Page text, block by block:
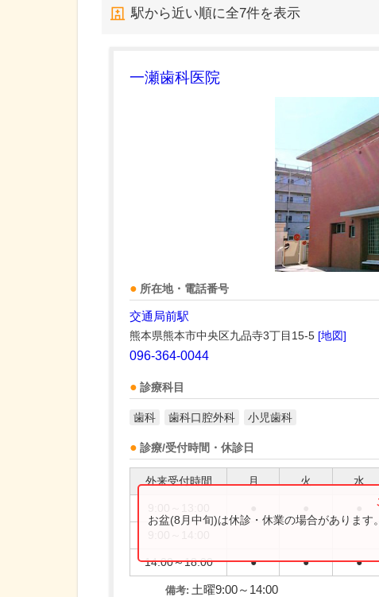
駅から近い順に全7件を表示
一瀬歯科医院
所在地・電話番号
交通局前駅
熊本県熊本市中央区九品寺3丁目15-5 [地図]
096-364-0044
診療科目
歯科 歯科口腔外科 小児歯科
診療/受付時間・休診日
外来受付時間 月 火 水
14:00～18:00 ● ● ●
お盆(8月中旬)は休診・休業の場合があります
備考: 土曜9:00～14:00